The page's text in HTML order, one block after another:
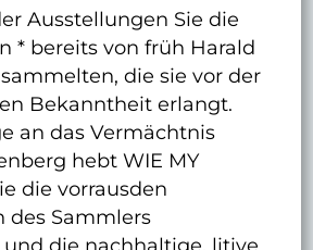
Ausstellungen Sie die
* bereits von früh Harald
die sie vor der
Bekanntheit erlangt.
an das Vermächtnis
hebt WIE MY
die vorrausden
des Sammlers
die nachhaltige, litive